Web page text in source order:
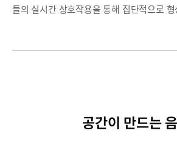
들의 실시간 상호작용을 통해 집단적으로
공간이 만드는